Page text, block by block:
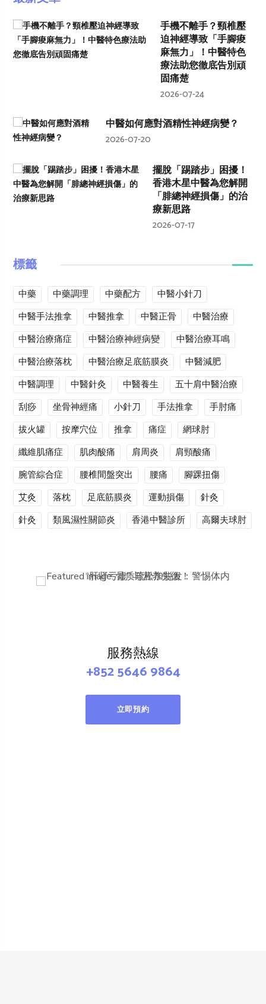
手機不離手？頸椎壓
迫神經導致「手腳痠
麻無力」！中醫特色
療法助您徹底告別頑
固痛楚
2026-07-24
中醫如何應對酒精性神經病變？
2026-07-20
擺脫「踢踏步」困擾！
香港木星中醫為您解開
「腓總神經損傷」的治
療新思路
2026-07-17
標籤
中藥 中藥調理 中藥配方
中醫小針刀
中醫手法推拿
中醫推拿 中醫正骨
中醫治療
中醫治療痛症
中醫治療神經病變
中醫治療耳鳴
中醫治療落枕
中醫治療足底筋膜炎
中醫減肥
中醫調理
中醫針灸 中醫養生
五十肩中醫治療
刮痧
坐骨神經痛 小針刀 手法推拿
手肘痛
拔火罐
按摩穴位 推拿 痛症
網球肘
纖維肌痛症
肌肉酸痛 肩周炎
肩頸酸痛
腕管綜合症
腰椎間盤突出 腰痛
腳踝扭傷
艾灸
落枕 足底筋膜炎 運動損傷
針灸
針灸
類風濕性關節炎 香港中醫診所 高爾夫球肘
服務熱線
+852 5646 9864
立即預約